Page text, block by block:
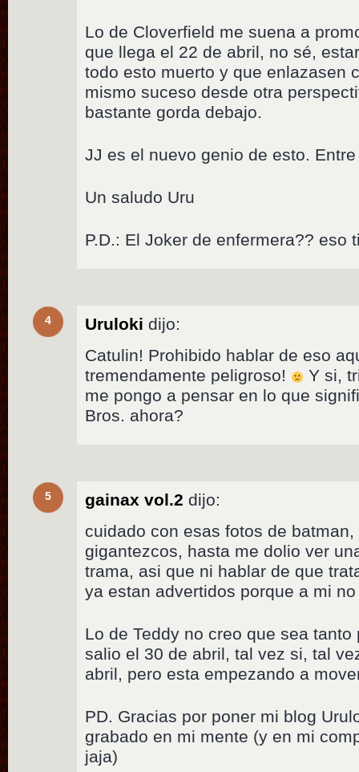
Lo de Cloverfield me suena a
que llega el 22 de abril, no sé,
todo esto muerto y que enlazasen
mismo suceso desde otra
bastante gorda debajo.
JJ es el nuevo genio de esto.
Un saludo Uru
P.D.: El Joker de enfermera?? eso
4 Uruloki dijo:
Catulin! Prohibido hablar de eso
tremendamente peligroso!
Y si,
me pongo a pensar en lo que
Bros. ahora?
5 gainax vol.2 dijo:
cuidado con esas fotos de
gigantezcos, hasta me dolio ver
trama, asi que ni hablar de que
ya estan advertidos porque a mi
Lo de Teddy no creo que sea
salio el 30 de abril, tal vez si, tal
abril, pero esta empezando a
PD. Gracias por poner mi blog
grabado en mi mente (y en mi
jaja)